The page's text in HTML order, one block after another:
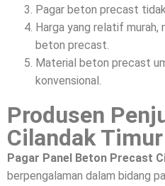
Pagar beton precast
Harga yang relatif murah,
beton precast.
Material beton precast
konvensional.
Produsen
Cilandak
Pagar Panel Beton Precast
berpengalaman dalam bidang